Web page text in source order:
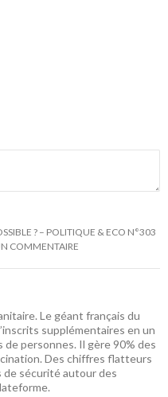
? – POLITIQUE & ECO N°303
COMMENTAIRE
Le géant français du
supplémentaires en un
personnes. Il gère 90% des
Des chiffres flatteurs
de sécurité autour des